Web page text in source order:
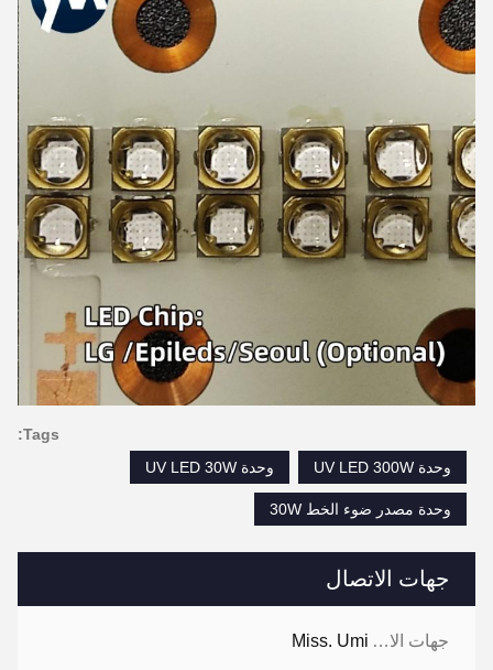
جهات الاتصال
جهات الاتصال: Miss. Umi
Tags:
وحدة UV LED 300W
وحدة UV LED 30W
وحدة مصدر ضوء الخط 30W